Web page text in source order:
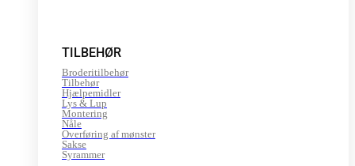
TILBEHØR
Broderitilbehør
Tilbehør
Hjælpemidler
Lys & Lup
Montering
Nåle
Overføring af mønster
Sakse
Syrammer